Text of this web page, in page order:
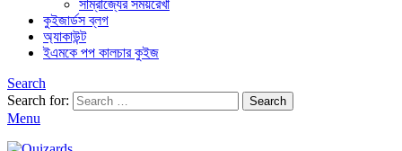
সাম্রাজ্যের সময়রেখা
কুইজার্ডস ব্লগ
অ্যাকাউন্ট
ইএমকে পপ কালচার কুইজ
Search
Search for:
Search
Menu